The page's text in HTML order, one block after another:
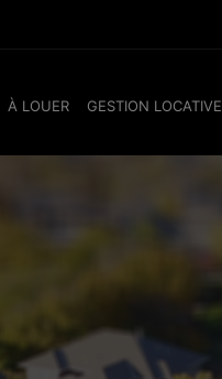
À LOUER GESTION LOCATIVE